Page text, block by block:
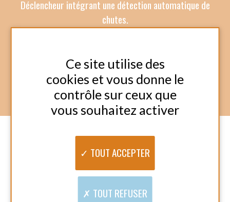
d’objets, d’outils permettant un retour ou le
maintien à domicile comme :
(équipement pour la toilette, le sommeil, coussins
prévention des escarres et aide au positionnement,
…)
• BIEN-ÊTRE CHEZ SOI
(Fauteuils et sièges coquilles)
• CONFORT AU DOMICILE
(équipement pour la toilette, le sommeil, coussins
…)
• AIDE À LA MOBILITÉ